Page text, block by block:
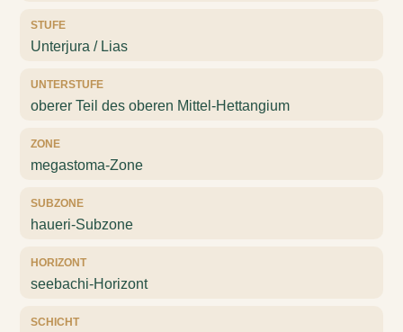
STUFE
Unterjura / Lias
UNTERSTUFE
oberer Teil des oberen Mittel-Hettangium
ZONE
megastoma-Zone
SUBZONE
haueri-Subzone
HORIZONT
seebachi-Horizont
SCHICHT